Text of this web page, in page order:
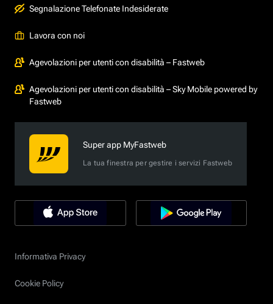
Segnalazione Telefonate Indesiderate
Lavora con noi
Agevolazioni per utenti con disabilità – Fastweb
Agevolazioni per utenti con disabilità – Sky Mobile powered by
Fastweb
Super app MyFastweb
La tua finestra per gestire i servizi Fastweb
Informativa Privacy
Cookie Policy